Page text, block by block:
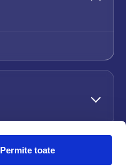
Permite toate